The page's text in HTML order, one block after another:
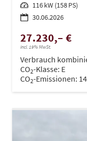
Leistung 116 kW (158 PS)
30.06.2026
27.230,– €
incl. 19% MwSt.
Verbrauch
CO2-Klasse: E
CO2-Emissionen: